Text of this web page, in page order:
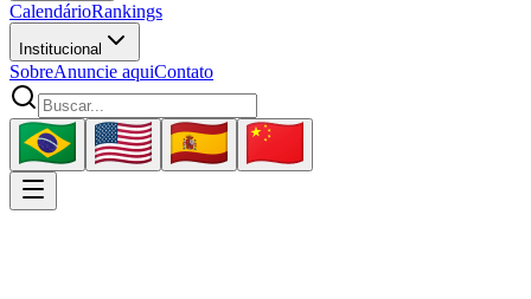
CalendárioRankings
Institucional
SobreAnuncie aquiContato